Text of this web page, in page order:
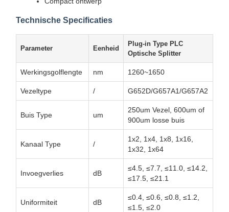
Technische Specificaties
Parameter Eenheid
Plug-in Type PLC
Optische Splitter
Werkingsgolflengte nm 1260~1650
Vezeltype / G652D/G657A1/G657A2
Buis Type um
250um Vezel, 600um of
900um losse buis
Kanaal Type /
1x2, 1x4, 1x8, 1x16,
1x32, 1x64
Invoegverlies dB
≤4.5, ≤7.7, ≤11.0, ≤14.2,
≤17.5, ≤21.1
Uniformiteit dB
≤0.4, ≤0.6, ≤0.8, ≤1.2,
≤1.5, ≤2.0